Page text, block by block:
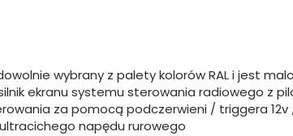
wybrany z palety kolorów RAL i jest
ekranu systemu sterowania radiowego z
za pomocą podczerwieni / triggera 12v
napędu rurowego